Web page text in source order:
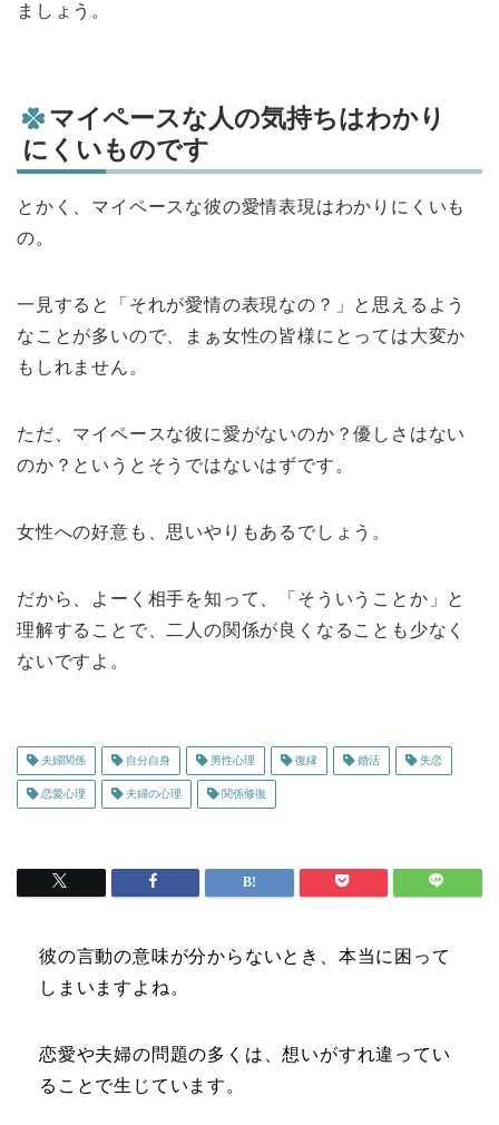
ましょう。
マイペースな人の気持ちはわかり
にくいものです
とかく、マイペースな彼の愛情表現はわかりにくいも
の。
一見すると「それが愛情の表現なの？」と思えるよう
なことが多いので、まぁ女性の皆様にとっては大変か
もしれません。
ただ、マイペースな彼に愛がないのか？優しさはない
のか？というとそうではないはずです。
女性への好意も、思いやりもあるでしょう。
だから、よーく相手を知って、「そういうことか」と
理解することで、二人の関係が良くなることも少なく
ないですよ。
夫婦関係 自分自身 男性心理 復縁 婚活 失恋
恋愛心理 夫婦の心理 関係修復
彼の言動の意味が分からないとき、本当に困って
しまいますよね。
恋愛や夫婦の問題の多くは、想いがすれ違ってい
ることで生じています。